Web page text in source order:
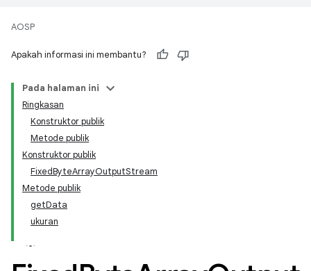
AOSP
Apakah informasi ini membantu?
Pada halaman ini
Ringkasan
Konstruktor publik
Metode publik
Konstruktor publik
FixedByteArrayOutputStream
Metode publik
getData
ukuran